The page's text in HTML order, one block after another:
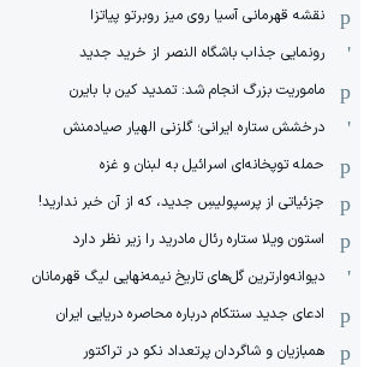
نقشه قهرمانی آسیا روی میز روبرتو پیاتزا
رونمایی جذاب باشگاه النصر از خرید جدید
ماموریت بزرگ انجام شد: تمدید کین با بایرن
درخشش ستاره ایرانی؛ گلزنی الهیار صیادمنش
حمله توپخانه‌ای اسرائیل به لبنان و غزه
جزئیاتی از پرسپولیسِ جدید، که از آن ‌خبر ندارید!
استون ویلا ستاره رئال مادرید را زیر نظر دارد
دیوانه‌وارترین گل‌های تاریخ نیمه‌نهایی لیگ قهرمانان
ادعای جدید سنتکام درباره محاصره دریایی ایران
همبازیان و شاگردان پرتعداد نکو در تراکتور